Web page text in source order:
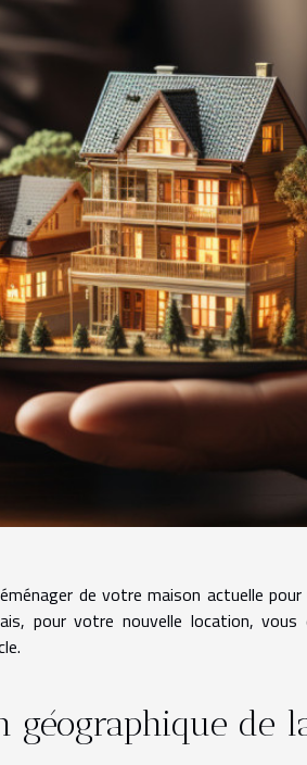
de votre maison actuelle
pour votre nouvelle location,
géographique de